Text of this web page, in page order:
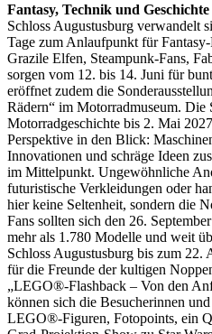
Fantasy, Technik und
Schloss Augustusburg verwandelt
Tage zum Anlaufpunkt für
Grazile Elfen, Steampunk-Fans,
sorgen vom 12. bis 14. Juni für
eröffnet zudem die
Rädern“ im Motorradmuseum. Die
Motorradgeschichte bis 2. Mai
Perspektive in den Blick:
Innovationen und schräge Ideen
im Mittelpunkt. Ungewöhnliche
futuristische Verkleidungen oder
hier keine Seltenheit, sondern die
Fans sollten sich den 26.
mehr als 1.780 Modelle und weit
Schloss Augustusburg bis zum
für die Freunde der kultigen
„LEGO®-Flashback – Von den
können sich die Besucherinnen
LEGO®-Figuren, Fotopoints, ein